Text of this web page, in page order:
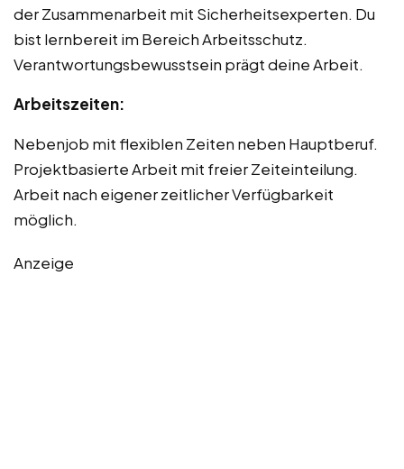
der Zusammenarbeit mit Sicherheitsexperten. Du
bist lernbereit im Bereich Arbeitsschutz.
Verantwortungsbewusstsein prägt deine Arbeit.
Arbeitszeiten:
Nebenjob mit flexiblen Zeiten neben Hauptberuf.
Projektbasierte Arbeit mit freier Zeiteinteilung.
Arbeit nach eigener zeitlicher Verfügbarkeit
möglich.
Anzeige